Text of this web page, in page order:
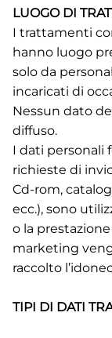
LUOGO DI
I trattamenti
hanno luogo
solo da
incaricati di
Nessun dato
diffuso.
I dati personali
richieste di
Cd-rom,
ecc.), sono
o la
marketing
raccolto
TIPI DI DATI